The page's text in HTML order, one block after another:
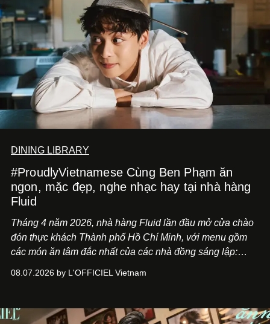
DINING LIBRARY
#ProudlyVietnamese Cùng Ben Phạm ăn
ngon, mặc đẹp, nghe nhạc hay tại nhà hàng
Fluid
Tháng 4 năm 2026, nhà hàng Fluid lần đầu mở cửa chào
đón thực khách Thành phố Hồ Chí Minh, với menu gồm
các món ăn tâm đắc nhất của các nhà đồng sáng lập:
món ăn đa dạng từ Á đến Âu nhanh chóng được yêu thích
mang đến niềm vui cho thực khách.
08.07.2026 by L'OFFICIEL Vietnam